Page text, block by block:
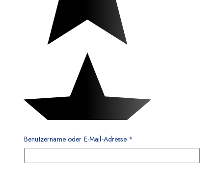
Benutzername oder E-Mail-Adresse *